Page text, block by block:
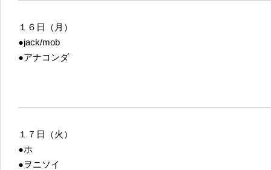
１６日（月）
●jack/mob
●アナコンダ
１７日（火）
●ホ
●ヲニソイ